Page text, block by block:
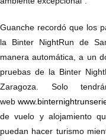
Guanche recordó que los
la Binter NightRun de
manera automática, a un
pruebas de la Binter
Zaragoza. Solo
web
de vuelo y alojamiento
puedan hacer turismo